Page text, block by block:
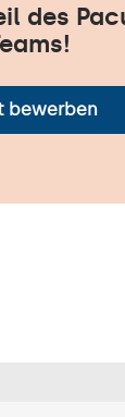
des
bewerben